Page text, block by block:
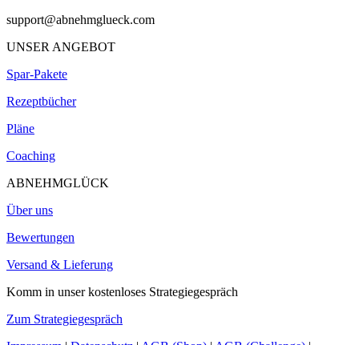
support@abnehmglueck.com
UNSER ANGEBOT
Spar-Pakete
Rezeptbücher
Pläne
Coaching
ABNEHMGLÜCK
Über uns
Bewertungen
Versand & Lieferung
Komm in unser kostenloses Strategiegespräch
Zum Strategiegespräch